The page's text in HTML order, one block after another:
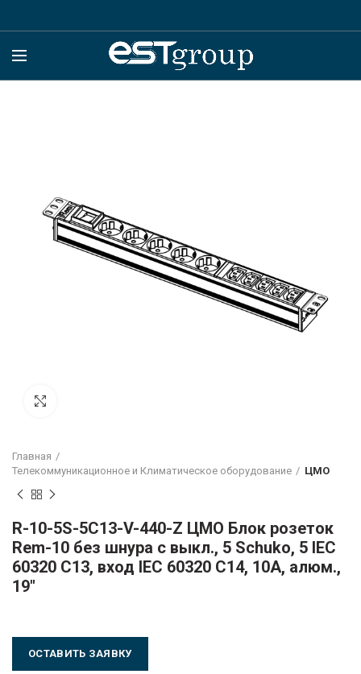
Главная
Телекоммуникационное и Климатическое оборудование
ЦМО
R-10-5S-5C13-V-440-Z ЦМО Блок розеток
Rem-10 без шнура с выкл., 5 Sсhuko, 5 IEC
60320 C13, вход IEC 60320 C14, 10A, алюм.,
19″
ОСТАВИТЬ ЗАЯВКУ